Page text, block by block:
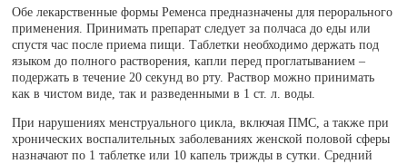
Обе лекарственные формы Ременса предназначены для перорального
применения. Принимать препарат следует за полчаса до еды или
спустя час после приема пищи. Таблетки необходимо держать под
языком до полного растворения, капли перед проглатыванием –
подержать в течение 20 секунд во рту. Раствор можно принимать
как в чистом виде, так и разведенными в 1 ст. л. воды.
При нарушениях менструального цикла, включая ПМС, а также при
хронических воспалительных заболеваниях женской половой сферы
назначают по 1 таблетке или 10 капель трижды в сутки. Средний